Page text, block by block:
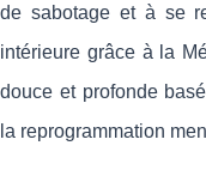
de sabotage et à se
intérieure grâce à la
douce et profonde
la reprogrammation